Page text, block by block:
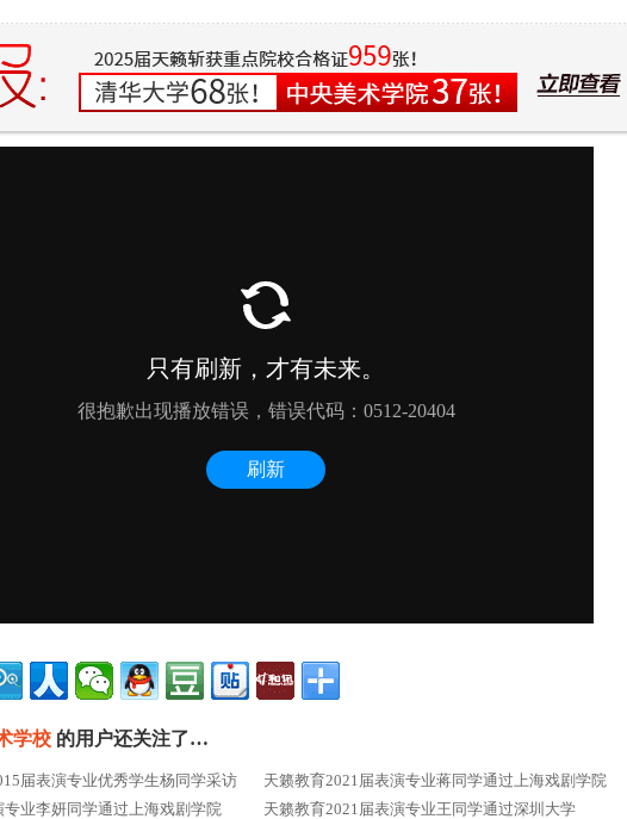
学校 的用户还关注了…
届表演专业优秀学生杨同学采访
专业李妍同学通过上海戏剧学院
天籁教育2021届表演专业蒋同学通过上海戏剧学院
天籁教育2021届表演专业王同学通过深圳大学